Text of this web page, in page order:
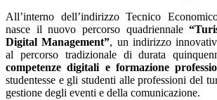
All’interno dell’indirizzo Tecnico
nasce il nuovo percorso quadriennale
Digital Management”, un indirizzo
al percorso tradizionale di durata
competenze digitali e formazione
studentesse e gli studenti alle professioni del
gestione degli eventi e della comunicazione.